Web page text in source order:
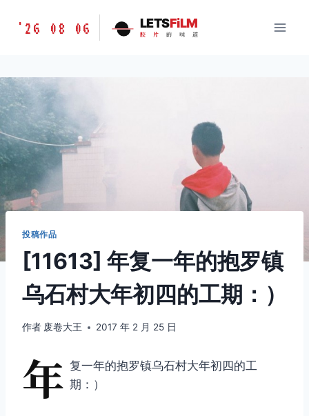
胶
味
道
LETSFILM
'26 08 06 LETSFiLM
胶 片 的 味 道
投稿作品
[11613] 年复一年的抱罗镇
乌石村大年初四的工期：）
作者 废卷大王 2017 年 2 月 25 日
年 复一年的抱罗镇乌石村大年初四的工
期：）